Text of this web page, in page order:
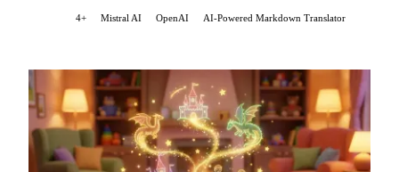
AI-Powered Markdown Translator
OpenAI
Mistral AI
+4